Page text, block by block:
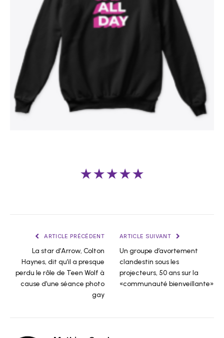
★★★★★
ARTICLE PRÉCÉDENT
La star d’Arrow, Colton
Haynes, dit qu’il a presque
perdu le rôle de Teen Wolf à
cause d’une séance photo
gay
ARTICLE SUIVANT
Un groupe d’avortement
clandestin sous les
projecteurs, 50 ans sur la
«communauté bienveillante»